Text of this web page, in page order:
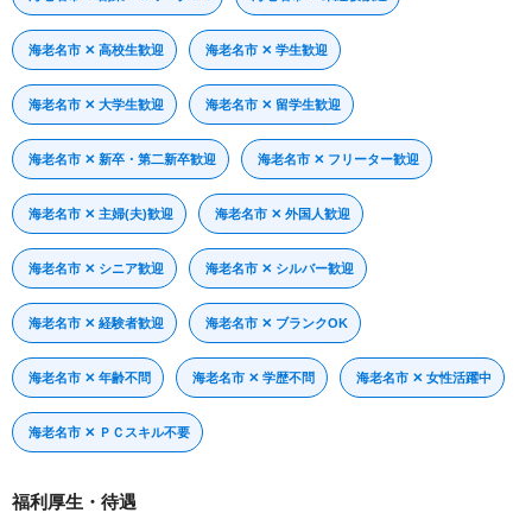
海老名市 ✕ 高校生歓迎 海老名市 ✕ 学生歓迎
海老名市 ✕ 大学生歓迎 海老名市 ✕ 留学生歓迎
海老名市 ✕ 新卒・第二新卒歓迎 海老名市 ✕ フリーター歓迎
海老名市 ✕ 主婦(夫)歓迎 海老名市 ✕ 外国人歓迎
海老名市 ✕ シニア歓迎 海老名市 ✕ シルバー歓迎
海老名市 ✕ 経験者歓迎 海老名市 ✕ ブランクOK
海老名市 ✕ 年齢不問 海老名市 ✕ 学歴不問 海老名市 ✕ 女性活躍中
海老名市 ✕ ＰＣスキル不要
福利厚生・待遇